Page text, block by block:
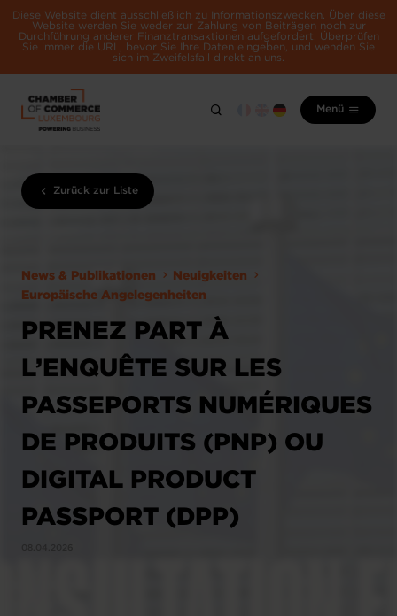
Diese Website dient ausschließlich zu Informationszwecken. Über diese
Website werden Sie weder zur Zahlung von Beiträgen noch zur
Durchführung anderer Finanztransaktionen aufgefordert. Überprüfen
Sie immer die URL, bevor Sie Ihre Daten eingeben, und wenden Sie
sich im Zweifelsfall direkt an uns.
Menü
Zurück zur Liste
News & Publikationen
Neuigkeiten
Europäische Angelegenheiten
PRENEZ PART À
L’ENQUÊTE SUR LES
PASSEPORTS NUMÉRIQUES
DE PRODUITS (PNP) OU
DIGITAL PRODUCT
PASSPORT (DPP)